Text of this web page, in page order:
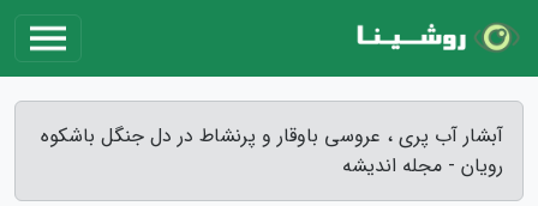
آبشار آب پری ، عروسی باوقار و پرنشاط در دل جنگل باشکوه
رویان - مجله اندیشه